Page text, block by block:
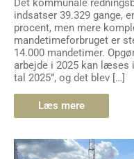
Det kommunale
indsatser 39.329 gange,
procent, men mere
mandetimeforbruget er
14.000 mandetimer.
arbejde i 2025 kan læses
tal 2025”, og det blev […]
Læs mere